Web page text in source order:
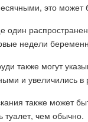
это
один
недели
также могут
и увеличились
также может
туалет, чем обычно.